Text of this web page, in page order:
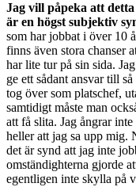
Jag vill påpeka att
är en högst subjektiv
som har jobbat i över 10
finns även stora chanser
har lite tur på sin sida.
ge ett sådant ansvar till
tog över som platschef,
samtidigt måste man
att få slita. Jag ångrar
heller att jag sa upp mig.
det är synd att jag inte
omständighterna gjorde
egentligen inte skylla på